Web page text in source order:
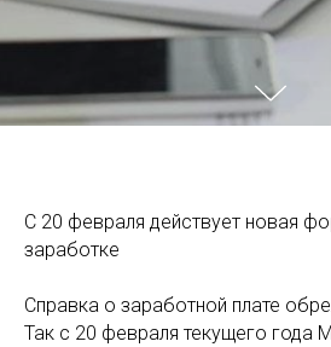
С 20 февраля действует новая
заработке
Справка о заработной плате
Так с 20 февраля текущего года